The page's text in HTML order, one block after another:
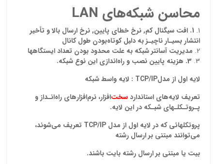
محاسن شبکه‌هاي LAN
1
. افت سيگنال كم,نرخ خطاي پايين,نرخ ارسال بالا و تأخير
انتشار بسيـار ناچيـز به دليل كوتاهبودن طول كانال
مديريت آسانترشبكه به علت محدود بودن تعداد ايستگاهها
3
. هزينه پايين نصب و راهاندازي اين نوع شبكه.
لايه اول از مدلTCP/IP : لايه واسط شبكه
تعريف لايههاي استانداردسختافزار، نرمافزارهاي راهانـداز و
پـروتـكلـهاي شبـكه در اين لايه.
پروتكلهائي كه در لايه اول از مدل TCP/IP تعريف ميشوند،
ميتوانند مبتني بر ارسال رشته
بيت يا مبتني بر ارسال رشته بايت باشند.